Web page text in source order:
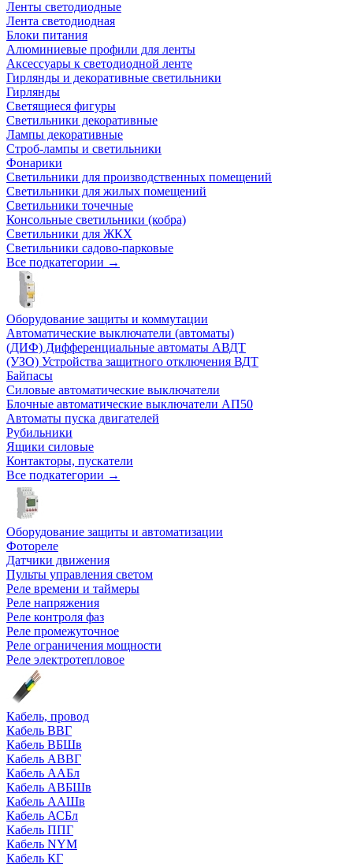
Ленты светодиодные
Лента светодиодная
Блоки питания
Алюминиевые профили для ленты
Аксессуары к светодиодной ленте
Гирлянды и декоративные светильники
Гирлянды
Светящиеся фигуры
Светильники декоративные
Лампы декоративные
Строб-лампы и светильники
Фонарики
Светильники для производственных помещений
Светильники для жилых помещений
Светильники точечные
Консольные светильники (кобра)
Светильники для ЖКХ
Светильники садово-парковые
Все подкатегории →
Оборудование защиты и коммутации
Автоматические выключатели (автоматы)
(ДИФ) Дифференциальные автоматы АВДТ
(УЗО) Устройства защитного отключения ВДТ
Байпасы
Силовые автоматические выключатели
Блочные автоматические выключатели АП50
Автоматы пуска двигателей
Рубильники
Ящики силовые
Контакторы, пускатели
Все подкатегории →
Оборудование защиты и автоматизации
Фотореле
Датчики движения
Пульты управления светом
Реле времени и таймеры
Реле напряжения
Реле контроля фаз
Реле промежуточное
Реле ограничения мощности
Реле электротепловое
Кабель, провод
Кабель ВВГ
Кабель ВБШв
Кабель АВВГ
Кабель ААБл
Кабель АВБШв
Кабель ААШв
Кабель АСБл
Кабель ППГ
Кабель NYM
Кабель КГ